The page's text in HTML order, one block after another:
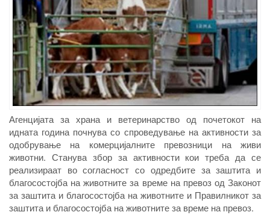
Агенцијата за храна и ветеринарство од почетокот на
идната година почнува со спроведување на активности за
одобрување на комерцијалните превозници на живи
животни. Станува збор за активности кои треба да се
реализираат во согласност со одредбите за заштита и
благосостојба на животните за време на превоз од Законот
за заштита и благосостојба на животните и Правилникот за
заштита и благосостојба на животните за време на превоз.